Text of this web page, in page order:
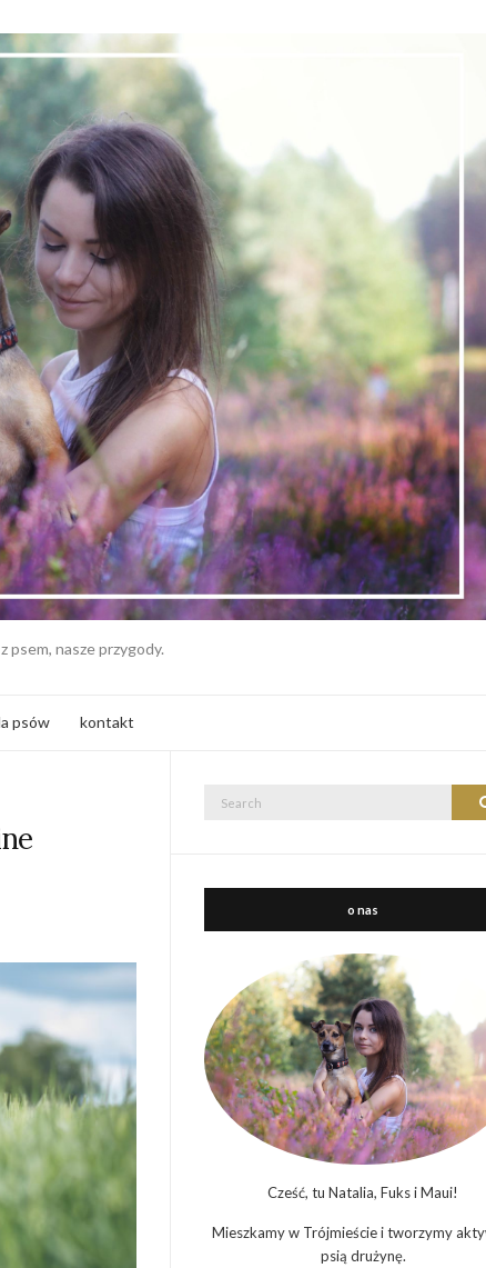
nasze przygody.
psów kontakt
o nas
Cześć, tu Natalia, Fuks i Maui!
Mieszkamy w Trójmieście i tworzymy
psią drużynę.